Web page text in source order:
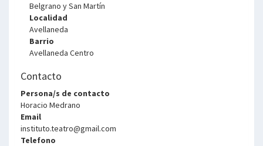
Belgrano y San Martín
Localidad
Avellaneda
Barrio
Avellaneda Centro
Contacto
Persona/s de contacto
Horacio Medrano
Email
instituto.teatro@gmail.com
Telefono